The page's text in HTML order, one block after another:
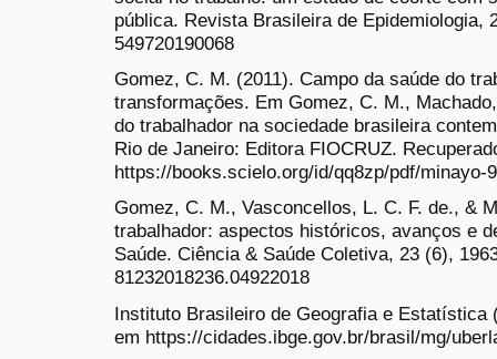
pública. Revista Brasileira de Epidemiologia,
549720190068
Gomez, C. M. (2011). Campo da saúde do
transformações. Em Gomez, C. M.,
do trabalhador na sociedade brasileira
Rio de Janeiro: Editora FIOCRUZ.
https://books.scielo.org/id/qq8zp/pdf/minayo-
Gomez, C. M., Vasconcellos, L. C. F. de., &
trabalhador: aspectos históricos, avanços e
Saúde. Ciência & Saúde Coletiva, 23 (6),
81232018236.04922018
Instituto Brasileiro de Geografia e Estatística
em https://cidades.ibge.gov.br/brasil/mg/